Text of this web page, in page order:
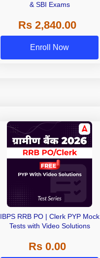
& SBI Exams
Rs 2,840.00
Enroll Now
IBPS RRB PO | Clerk PYP Mock
Tests with Video Solutions
Rs 0.00